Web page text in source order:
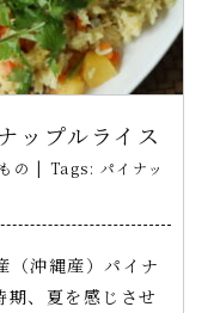
ップルライス
の | Tags: パイナッ
（沖縄産）パイナ
期、夏を感じさせ